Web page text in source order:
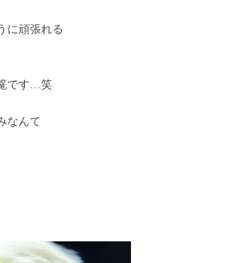
に頑張れる
です…笑
なんて